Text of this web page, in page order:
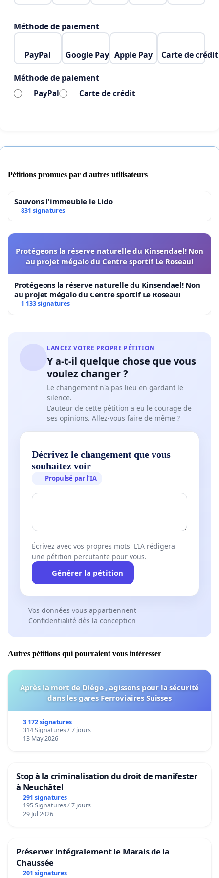
unsere Fähigkeit, uns nach einem Arbeitstag zu
erholen!
Sie dazu bei, dassöffentliche Verkehrsmittel zu
regelmäßig nutzen, und für alle, für die das
Zugfahren eine Herausforderung darstellt, oft mit
Méthode de paiement
PayPal Google Pay Apple Pay Carte de crédit
Méthode de paiement
PayPal Carte de crédit
Pétitions promues par d'autres utilisateurs
Sauvons l'immeuble le Lido
831 signatures
Protégeons la réserve naturelle du Kinsendael! Non
au projet mégalo du Centre sportif Le Roseau!
Protégeons la réserve naturelle du Kinsendael! Non
au projet mégalo du Centre sportif Le Roseau!
1 133 signatures
LANCEZ VOTRE PROPRE PÉTITION
Y a-t-il quelque chose que vous
voulez changer ?
Le changement n'a pas lieu en gardant le
silence.
L'auteur de cette pétition a eu le courage de
ses opinions. Allez-vous faire de même ?
Décrivez le changement que vous
souhaitez voir
Propulsé par l’IA
Écrivez avec vos propres mots. L’IA rédigera
une pétition percutante pour vous.
Générer la pétition
Vos données vous appartiennent
Confidentialité dès la conception
Autres pétitions qui pourraient vous intéresser
Après la mort de Diégo , agissons pour la sécurité
dans les gares Ferroviaires Suisses
3 172 signatures
314 Signatures / 7 jours
13 May 2026
Stop à la criminalisation du droit de manifester
à Neuchâtel
291 signatures
195 Signatures / 7 jours
29 Jul 2026
Préserver intégralement le Marais de la
Chaussée
201 signatures